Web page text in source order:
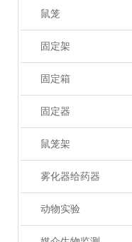
鼠笼
固定架
固定箱
固定器
鼠笼架
雾化器给药器
动物实验